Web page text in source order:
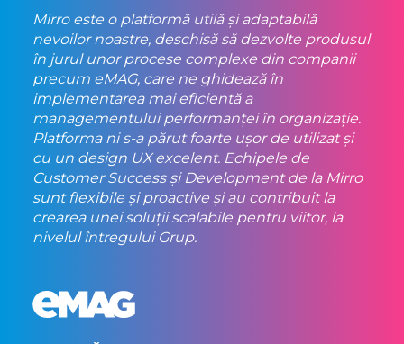
Mirro este o platformă utilă și adaptabilă
nevoilor noastre, deschisă să dezvolte produsul
în jurul unor procese complexe din companii
precum eMAG, care ne ghidează în
implementarea mai eficientă a
managementului performanței în organizație.
Platforma ni s-a părut foarte ușor de utilizat și
cu un design UX excelent. Echipele de
Customer Success și Development de la Mirro
sunt flexibile și proactive și au contribuit la
crearea unei soluții scalabile pentru viitor, la
nivelul întregului Grup.